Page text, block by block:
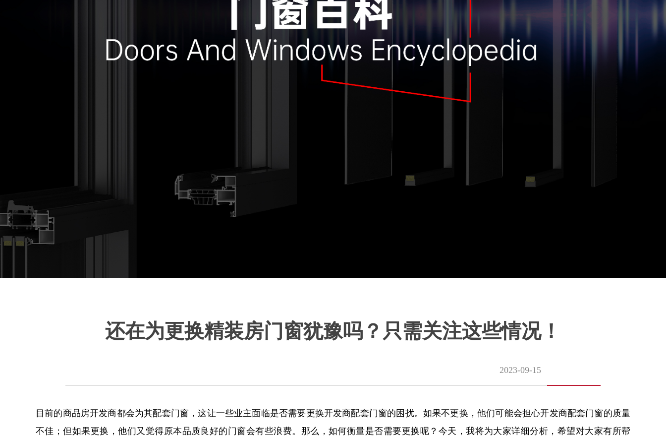
还在为更换精装房门窗犹豫吗？只需关注这些情况！
2023-09-15
目前的商品房开发商都会为其配套门窗，这让一些业主面临是否需要更换开发商配套门窗的困扰。如果不更换，他们可能会担心开发商配套门窗的质量
不佳；但如果更换，他们又觉得原本品质良好的门窗会有些浪费。那么，如何衡量是否需要更换呢？今天，我将为大家详细分析，希望对大家有所帮